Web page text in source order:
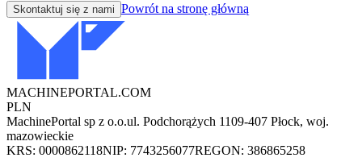
Skontaktuj się z nami Powrót na stronę główną
MACHINEPORTAL.COM
PLN
MachinePortal sp z o.o.ul. Podchorążych 1109-407 Płock, woj.
mazowieckie
KRS: 0000862118NIP: 7743256077REGON: 386865258